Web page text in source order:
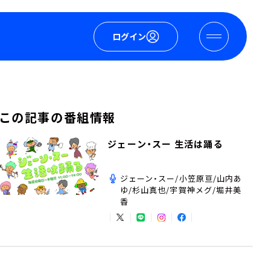
ログイン
この記事の番組情報
ジェーン・スー 生活は踊る
ジェーン・スー/小笠原亘/山内あ
ゆ/杉山真也/宇賀神メグ/堀井美
香